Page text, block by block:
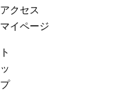
アクセス
マイページ
ト
ッ
プ